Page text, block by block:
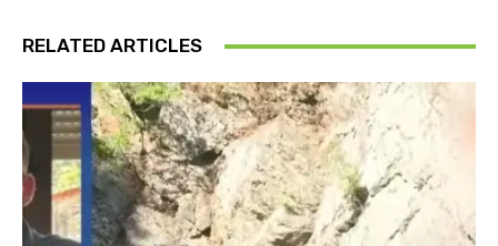
RELATED ARTICLES